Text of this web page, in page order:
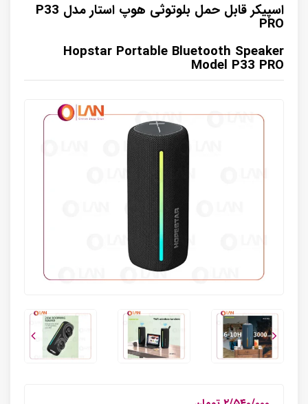
اسپیکر قابل حمل بلوتوثی هوپ استار مدل P33
PRO
Hopstar Portable Bluetooth Speaker
Model P33 PRO